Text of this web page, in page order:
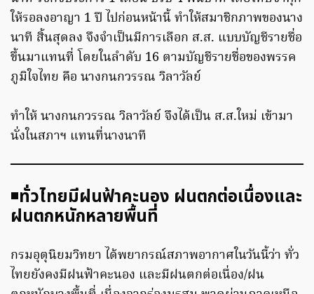
ให้รอลงอาญา 1 ปี ไปก่อนหน้านี้ ทำให้สมาชิกภาพของนาง
นาที สิ้นสุดลง จึงจำเป็นมีการเลือก ส.ส. แบบบัญชีรายชื่อ
ขึ้นมาแทนที่ โดยในลำดับ 16 ตามบัญชีรายชื่อของพรรค
ภูมิใจไทย คือ นางกนกวรรณ วิลาวัลย์
ทำให้ นางกนกวรรณ วิลาวัลย์ จึงได้เป็น ส.ส.ใหม่ เข้ามา
นั่งในสภาฯ แทนที่นางนาที
◾️ทั่วไทยมีฝนฟ้าคะนอง ฝนตกต่อเนื่องและ
ฝนตกหนักหลายพื้นที่
กรมอุตุนิยมวิทยา ได้พยากรณ์สภาพอากาศในวันนี้ว่า ทั่ว
ไทยยังคงมีฝนฟ้าคะนอง และมีฝนตกต่อเนื่อง/ฝน